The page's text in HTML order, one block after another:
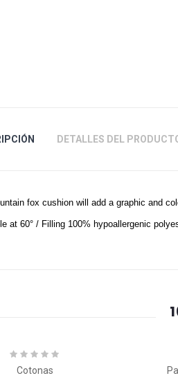
DETALLES DEL
fox cushion will add a graphic and
at 60° / Filling 100% hypoallergenic
Cotonas